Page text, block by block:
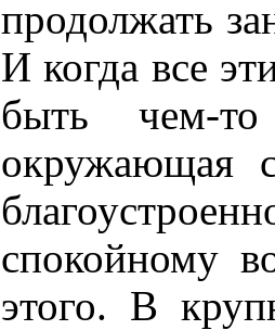
продолжать
И когда все
быть чем-
окружающая
спокойному
этого. В